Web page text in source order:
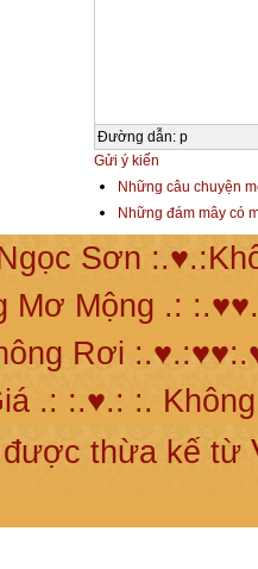
Đường dẫn: p
Gửi ý kiến
Những câu chuyện
Những đám mây có
Sơn
Mơ Mộng .:
Rơi
.: :.♥.: :.
được thừa kế từ